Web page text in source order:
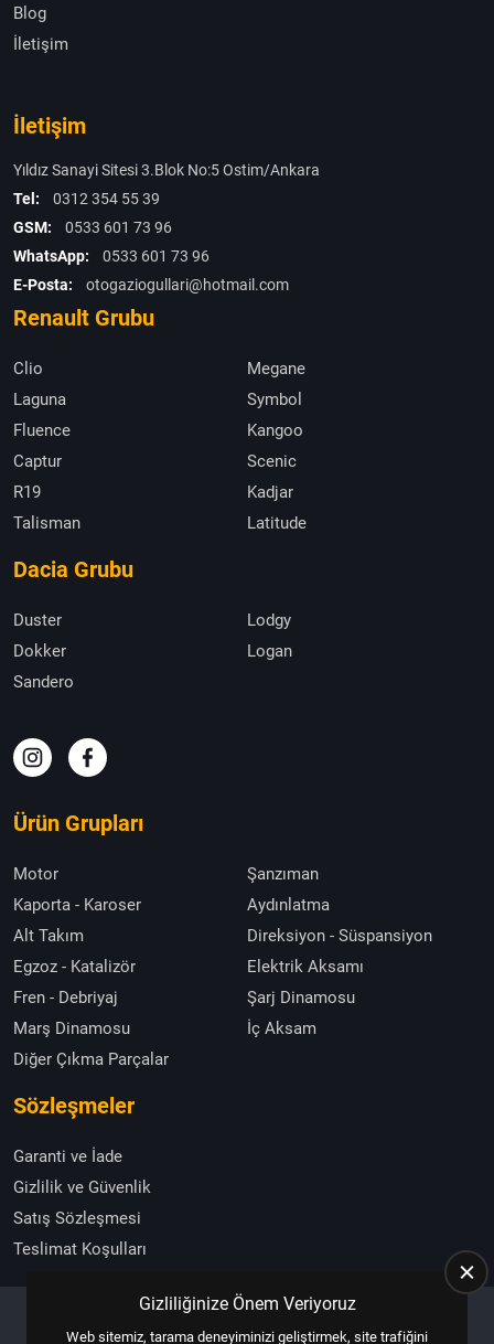
Blog
İletişim
İletişim
Yıldız Sanayi Sitesi 3.Blok No:5 Ostim/Ankara
Tel:
0312 354 55 39
GSM:
0533 601 73 96
WhatsApp:
0533 601 73 96
E-Posta:
otogaziogullari@hotmail.com
Renault Grubu
Clio
Megane
Laguna
Symbol
Fluence
Kangoo
Captur
Scenic
R19
Kadjar
Talisman
Latitude
Dacia Grubu
Duster
Lodgy
Dokker
Logan
Sandero
Ürün Grupları
Motor
Şanzıman
Kaporta - Karoser
Aydınlatma
Alt Takım
Direksiyon - Süspansiyon
Egzoz - Katalizör
Elektrik Aksamı
Fren - Debriyaj
Şarj Dinamosu
Marş Dinamosu
İç Aksam
Diğer Çıkma Parçalar
Sözleşmeler
Garanti ve İade
Gizlilik ve Güvenlik
Satış Sözleşmesi
Teslimat Koşulları
Gizliliğinize Önem Veriyoruz
Web sitemiz, tarama deneyiminizi geliştirmek, site trafiğini